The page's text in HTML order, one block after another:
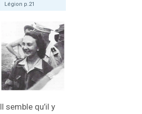
Légion p.21
Il semble qu’il y